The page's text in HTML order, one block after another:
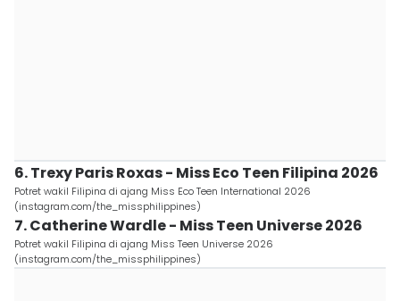
6. Trexy Paris Roxas - Miss Eco Teen Filipina 2026
Potret wakil Filipina di ajang Miss Eco Teen International 2026
(instagram.com/the_missphilippines)
7. Catherine Wardle - Miss Teen Universe 2026
Potret wakil Filipina di ajang Miss Teen Universe 2026
(instagram.com/the_missphilippines)